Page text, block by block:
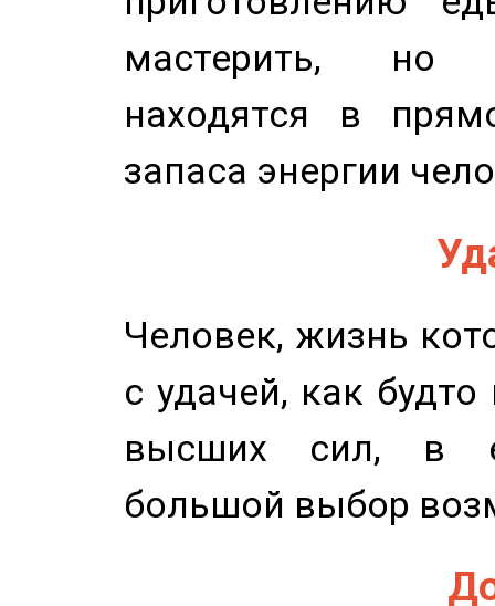
мастерить, но
находятся в
запаса энергии
Человек, жизнь
с удачей, как
высших сил, в
большой выбор